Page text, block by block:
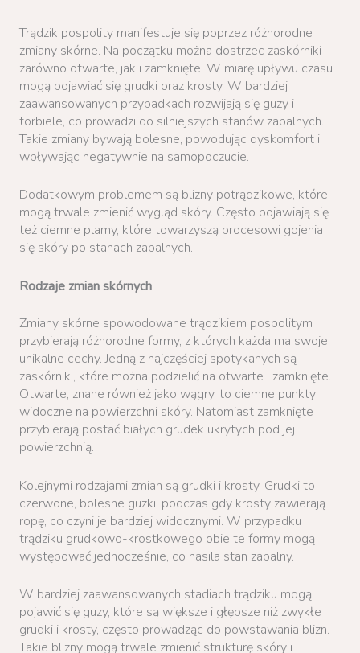
Trądzik pospolity manifestuje się poprzez różnorodne
zmiany skórne. Na początku można dostrzec zaskórniki –
zarówno otwarte, jak i zamknięte. W miarę upływu czasu
mogą pojawiać się grudki oraz krosty. W bardziej
zaawansowanych przypadkach rozwijają się guzy i
torbiele, co prowadzi do silniejszych stanów zapalnych.
Takie zmiany bywają bolesne, powodując dyskomfort i
wpływając negatywnie na samopoczucie.
Dodatkowym problemem są blizny potrądzikowe, które
mogą trwale zmienić wygląd skóry. Często pojawiają się
też ciemne plamy, które towarzyszą procesowi gojenia
się skóry po stanach zapalnych.
Rodzaje zmian skórnych
Zmiany skórne spowodowane trądzikiem pospolitym
przybierają różnorodne formy, z których każda ma swoje
unikalne cechy. Jedną z najczęściej spotykanych są
zaskórniki, które można podzielić na otwarte i zamknięte.
Otwarte, znane również jako wągry, to ciemne punkty
widoczne na powierzchni skóry. Natomiast zamknięte
przybierają postać białych grudek ukrytych pod jej
powierzchnią.
Kolejnymi rodzajami zmian są grudki i krosty. Grudki to
czerwone, bolesne guzki, podczas gdy krosty zawierają
ropę, co czyni je bardziej widocznymi. W przypadku
trądziku grudkowo-krostkowego obie te formy mogą
występować jednocześnie, co nasila stan zapalny.
W bardziej zaawansowanych stadiach trądziku mogą
pojawić się guzy, które są większe i głębsze niż zwykłe
grudki i krosty, często prowadząc do powstawania blizn.
Takie blizny mogą trwale zmienić strukturę skóry i